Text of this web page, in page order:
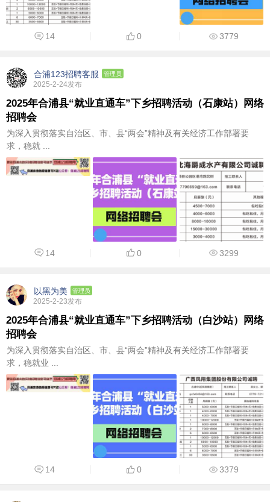
14 0 3779
合浦123招聘客服 管理员
2025-2-24发布
2025年合浦县“就业直通车”下乡招聘活动（石康站）网络
招聘会
为深入贯彻落实自治区、市、县“两会”精神及有关经济工作部署要
求，稳就 ...
14 0 3299
以黑为美 管理员
2025-2-23发布
2025年合浦县“就业直通车”下乡招聘活动（白沙站）网络
招聘会
为深入贯彻落实自治区、市、县“两会”精神及有关经济工作部署要
求，稳就业 ...
14 0 3379